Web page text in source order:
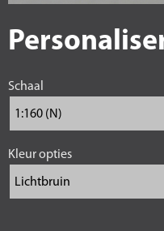
Schaal
Kleur opties